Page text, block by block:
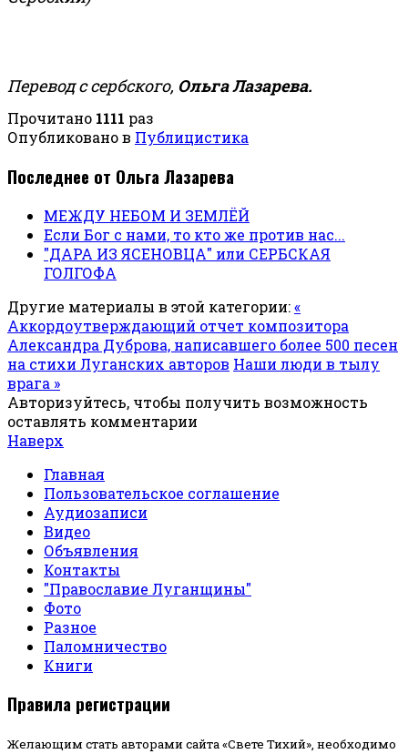
Перевод с сербского, Ольга Лазарева.
Прочитано 1111 раз
Опубликовано в Публицистика
Последнее от Ольга Лазарева
МЕЖДУ НЕБОМ И ЗЕМЛЁЙ
Если Бог с нами, то кто же против нас...
"ДАРА ИЗ ЯСЕНОВЦА" или СЕРБСКАЯ
ГОЛГОФА
Другие материалы в этой категории:«
Аккордоутверждающий отчет композитора
Александра Дуброва, написавшего более 500 песен
на стихи Луганских авторов Наши люди в тылу
врага »
Авторизуйтесь, чтобы получить возможность
оставлять комментарии
Наверх
Главная
Пользовательское соглашение
Аудиозаписи
Видео
Объявления
Контакты
"Православие Луганщины"
Фото
Разное
Паломничество
Книги
Правила регистрации
Желающим стать авторами сайта «Свете Тихий», необходимо